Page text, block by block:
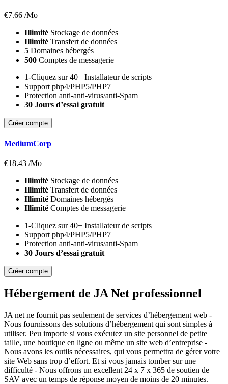
€7.66 /Mo
Illimité Stockage de données
Illimité Transfert de données
5 Domaines hébergés
500 Comptes de messagerie
1-Cliquez sur 40+ Installateur de scripts
Support php4/PHP5/PHP7
Protection anti-anti-virus/anti-Spam
30 Jours d’essai gratuit
Créer compte
MediumCorp
€18.43 /Mo
Illimité Stockage de données
Illimité Transfert de données
Illimité Domaines hébergés
Illimité Comptes de messagerie
1-Cliquez sur 40+ Installateur de scripts
Support php4/PHP5/PHP7
Protection anti-anti-virus/anti-Spam
30 Jours d’essai gratuit
Créer compte
Hébergement de JA Net professionnel
JA net ne fournit pas seulement de services d’hébergement web -
Nous fournissons des solutions d’hébergement qui sont simples à
utiliser. Peu importe si vous exécutez un site personnel de petite
taille, une boutique en ligne ou même un site web d’entreprise -
Nous avons les outils nécessaires, qui vous permettra de gérer votre
site Web sans trop d’effort. Et si vous jamais tomber sur une
difficulté - Nous offrons un excellent 24 x 7 x 365 de soutien de
SAV avec un temps de réponse moyen de moins de 20 minutes.